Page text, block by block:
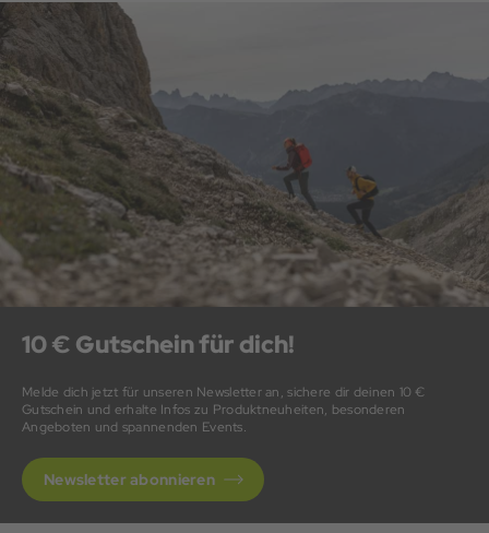
10 € Gutschein für dich!
Melde dich jetzt für unseren Newsletter an, sichere dir deinen 10 €
Gutschein und erhalte Infos zu Produktneuheiten, besonderen
Angeboten und spannenden Events.
Newsletter abonnieren